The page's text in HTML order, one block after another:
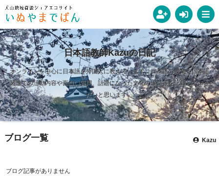
日本語教師Kazuの日記
オンラインを中心に日本語を外国人に教えています。日本語の授業や日本語
関連での活動内容や面白い質問、話題になった文化の違い等を記録していき
たいと思います。
ブログ一覧 Kazu
ブログ記事がありません